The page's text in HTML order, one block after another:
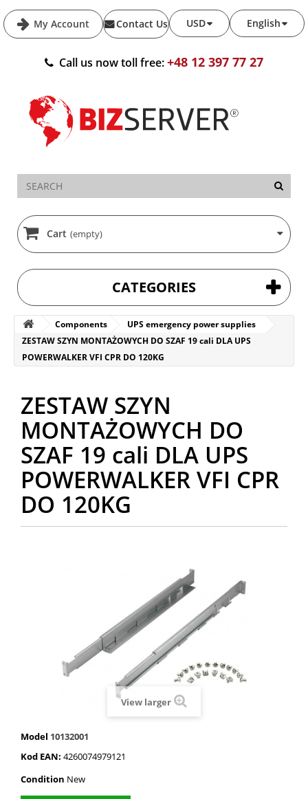
My Account English
USD
Contact Us
Call us now toll free:+48 12 397 77 27
Cart (empty)
CATEGORIES
Components
UPS emergency power supplies
ZESTAW SZYN MONTAŻOWYCH DO SZAF 19 cali DLA UPS
POWERWALKER VFI CPR DO 120KG
ZESTAW SZYN
MONTAŻOWYCH DO
SZAF 19 cali DLA UPS
POWERWALKER VFI CPR
DO 120KG
View larger
Model 10132001
Kod EAN: 4260074979121
Condition New